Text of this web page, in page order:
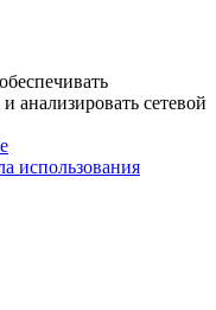
анализировать сетевой
использования